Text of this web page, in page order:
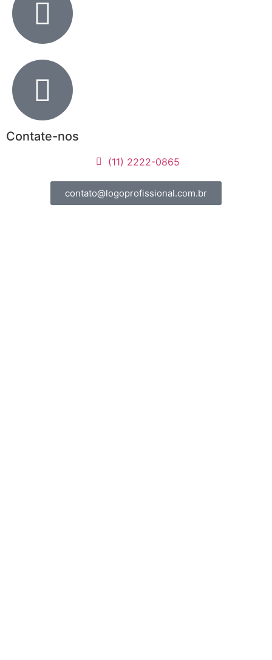
Contate-nos
(11) 2222-0865
contato@logoprofissional.com.br